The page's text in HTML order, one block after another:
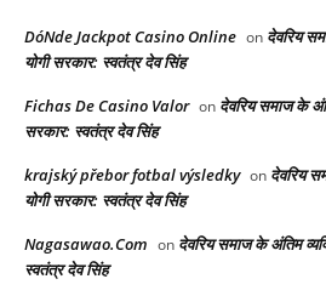
DóNde Jackpot Casino Online on देवरिय
योगी सरकार: स्वतंत्र देव सिंह
Fichas De Casino Valor on देवरिय समाज के
सरकार: स्वतंत्र देव सिंह
krajský přebor fotbal výsledky on देवरिय
योगी सरकार: स्वतंत्र देव सिंह
Nagasawao.Com on देवरिय समाज के अंतिम
स्वतंत्र देव सिंह